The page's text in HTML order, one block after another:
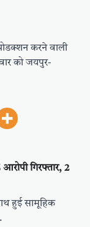
करने वाली
को जयपुर-
गिरफ्तार, 2
हुई सामूहिक